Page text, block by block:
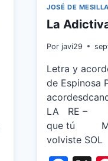
JOSÉ DE
La
Por javi29
Letra y
de Espinosa
LA RE –
que tú MIm
volviste